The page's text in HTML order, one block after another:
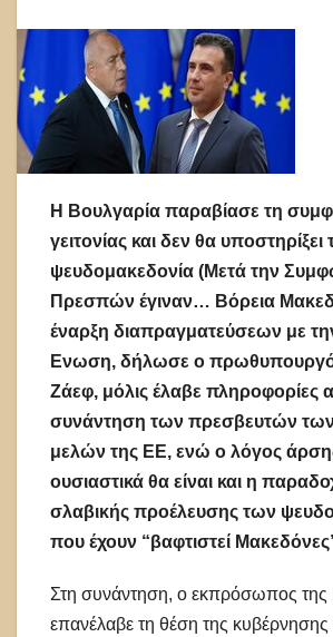
Η Βουλγαρία παραβίασε τη
γειτονίας και δεν θα υποστηρίξει
ψευδομακεδονία (Μετά την
Πρεσπών έγιναν… Βόρεια
έναρξη διαπραγματεύσεων με
Ενωση, δήλωσε ο
Ζάεφ, μόλις έλαβε πληροφορίες
συνάντηση των πρεσβευτών
μελών της ΕΕ, ενώ ο λόγος
ουσιαστικά θα είναι και η
σλαβικής προέλευσης των
που έχουν “βαφτιστεί
Στη συνάντηση, ο εκπρόσωπος της
επανέλαβε τη θέση της κυβέρνησης